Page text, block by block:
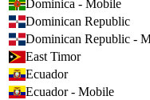
Dominica - Mobile
Dominican Republic
Dominican Republic -
East Timor
Ecuador
Ecuador - Mobile